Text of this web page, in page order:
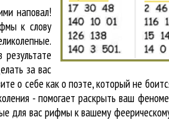
наповал!
к слову
за вас
о себе как о поэте, который не
- помогает раскрыть ваш
вас рифмы к вашему